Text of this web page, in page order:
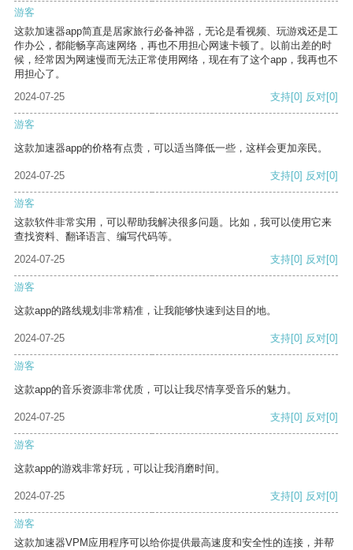
游客
这款加速器app简直是居家旅行必备神器，无论是看视频、玩游戏还是工
作办公，都能畅享高速网络，再也不用担心网速卡顿了。以前出差的时
候，经常因为网速慢而无法正常使用网络，现在有了这个app，我再也不
用担心了。
2024-07-25
支持[0] 反对[0]
游客
这款加速器app的价格有点贵，可以适当降低一些，这样会更加亲民。
2024-07-25 支持[0] 反对[0]
游客
这款软件非常实用，可以帮助我解决很多问题。比如，我可以使用它来
查找资料、翻译语言、编写代码等。
2024-07-25
支持[0] 反对[0]
游客
这款app的路线规划非常精准，让我能够快速到达目的地。
2024-07-25 支持[0] 反对[0]
游客
这款app的音乐资源非常优质，可以让我尽情享受音乐的魅力。
2024-07-25 支持[0] 反对[0]
游客
这款app的游戏非常好玩，可以让我消磨时间。
2024-07-25 支持[0] 反对[0]
游客
这款加速器VPM应用程序可以给你提供最高速度和安全性的连接，并帮